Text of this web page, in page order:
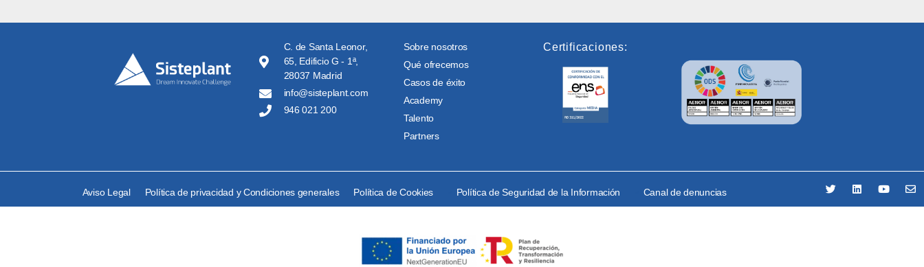
C. de Santa Leonor,
65, Edificio G - 1ª,
28037 Madrid
info@sisteplant.com
946 021 200
Sobre nosotros
Qué ofrecemos
Casos de éxito
Academy
Talento
Partners
Certificaciones:
Aviso Legal Política de privacidad y Condiciones generales Política de Cookies Política de Seguridad de la Información Canal de denuncias